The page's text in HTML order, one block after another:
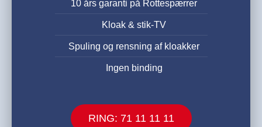
10 års garanti på Rottespærrer
Kloak & stik-TV
Spuling og rensning af kloakker
Ingen binding
RING: 71 11 11 11